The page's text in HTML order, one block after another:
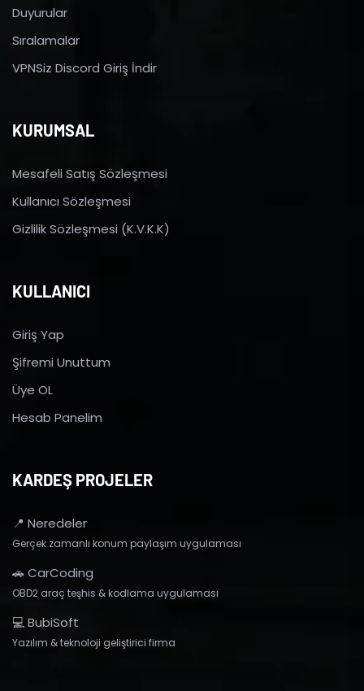
Duyurular
Sıralamalar
VPNSiz Discord Giriş İndir
KURUMSAL
Mesafeli Satış Sözleşmesi
Kullanıcı Sözleşmesi
Gizlilik Sözleşmesi (K.V.K.K)
KULLANICI
Giriş Yap
Şifremi Unuttum
Üye OL
Hesab Panelim
KARDEŞ PROJELER
📍 Neredeler
Gerçek zamanlı konum paylaşım uygulaması
🚗 CarCoding
OBD2 araç teşhis & kodlama uygulaması
💻 BubiSoft
Yazılım & teknoloji geliştirici firma